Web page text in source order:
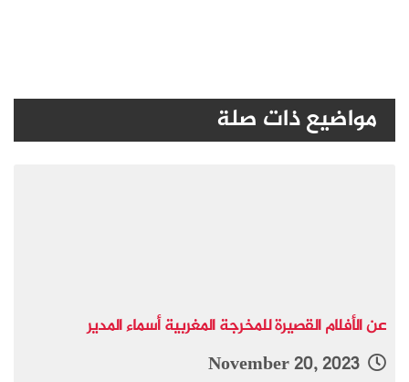
مواضيع ذات صلة
عن الأفلام القصيرة للمخرجة المغربية أسماء المدير
November 20, 2023